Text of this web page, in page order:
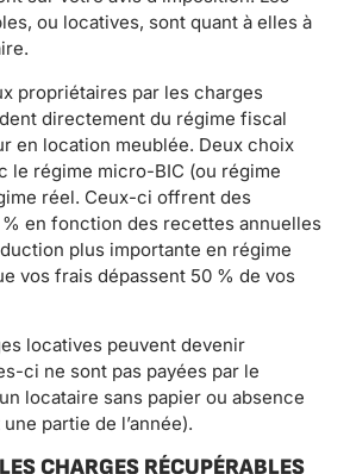
ou locatives, sont quant à elles à
propriétaires par les charges
directement du régime fiscal
en location meublée. Deux choix
le régime micro-BIC (ou régime
réel. Ceux-ci offrent des
en fonction des recettes annuelles
plus importante en régime
vos frais dépassent 50 % de vos
locatives peuvent devenir
ci ne sont pas payées par le
locataire sans papier ou absence
partie de l’année).
CHARGES RÉCUPÉRABLES